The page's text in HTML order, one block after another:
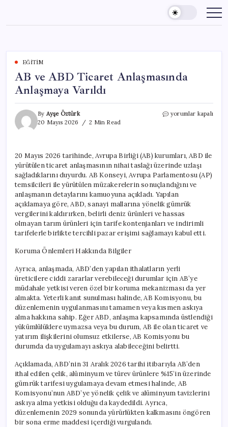
content
EĞITIM
AB ve ABD Ticaret Anlaşmasında
Anlaşmaya Varıldı
By Ayşe Öztürk
20 Mayıs 2026
2 Min Read
AB
Anlaşmaya
Varıldı
için
yorumlar kapalı
20 Mayıs 2026 tarihinde, Avrupa Birliği (AB) kurumları, ABD ile
yürütülen ticaret anlaşmasının nihai taslağı üzerinde uzlaşı
sağladıklarını duyurdu. AB Konseyi, Avrupa Parlamentosu (AP)
temsilcileri ile yürütülen müzakerelerin sonuçlandığını ve
anlaşmanın detaylarını kamuoyuna açıkladı. Yapılan
açıklamaya göre, ABD, sanayi mallarına yönelik gümrük
vergilerini kaldırırken, belirli deniz ürünleri ve hassas
olmayan tarım ürünleri için tarife kontenjanları ve indirimli
tarifelerle birlikte tercihli pazar erişimi sağlamayı kabul etti.
Koruma Önlemleri Hakkında Bilgiler
Ayrıca, anlaşmada, ABD’den yapılan ithalatların yerli
üreticilere ciddi zararlar verebileceği durumlar için AB’ye
müdahale yetkisi veren özel bir koruma mekanizması da yer
almakta. Yeterli kanıt sunulması halinde, AB Komisyonu, bu
düzenlemenin uygulanmasını tamamen veya kısmen askıya
alma hakkına sahip. Eğer ABD, anlaşma kapsamında üstlendiği
yükümlülüklere uymazsa veya bu durum, AB ile olan ticaret ve
yatırım ilişkilerini olumsuz etkilerse, AB Komisyonu bu
durumda da uygulamayı askıya alabileceğini belirtti.
Açıklamada, ABD’nin 31 Aralık 2026 tarihi itibarıyla AB’den
ithal edilen çelik, alüminyum ve türev ürünlere %15’in üzerinde
gümrük tarifesi uygulamaya devam etmesi halinde, AB
Komisyonu’nun ABD’ye yönelik çelik ve alüminyum tavizlerini
askıya alma yetkisi olduğu da kaydedildi. Ayrıca,
düzenlemenin 2029 sonunda yürürlükten kalkmasını öngören
bir sona erme maddesi içerdiği vurgulandı.